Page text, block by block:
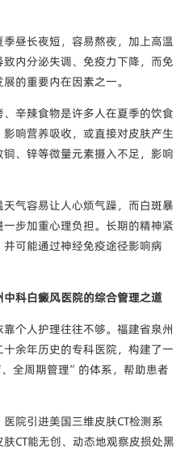
季昼长夜短，容易熬夜，加上高温
内分泌失调、免疫力下降，而免
的重要内在因素之一。
、辛辣食物是许多人在夏季的饮食
响营养吸收，或直接对皮肤产生
、锌等微量元素摄入不足，影响
天气容易让人心烦气躁，而白斑暴
步加重心理负担。长期的精神紧
可能通过神经免疫途径影响病
科白癜风医院的综合管理之道
个人护理往往不够。福建省泉州
余年历史的专科医院，构建了一
全周期管理”的体系，帮助患者
医院引进美国三维皮肤CT检测系
CT能无创、动态地观察皮损处黑